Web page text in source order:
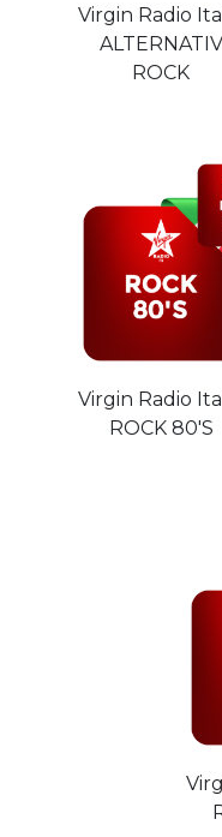
Virgin Radio
ALTERNATIV
ROCK
Virgin Radio
ROCK 80'S